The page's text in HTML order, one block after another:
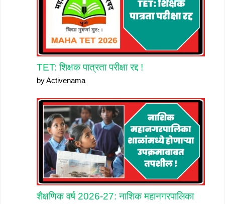
TET: शिक्षक पात्रता परीक्षा रद्द !
by Activenama
शैक्षणिक वर्ष 2026-27: नाशिक महानगरपालिका